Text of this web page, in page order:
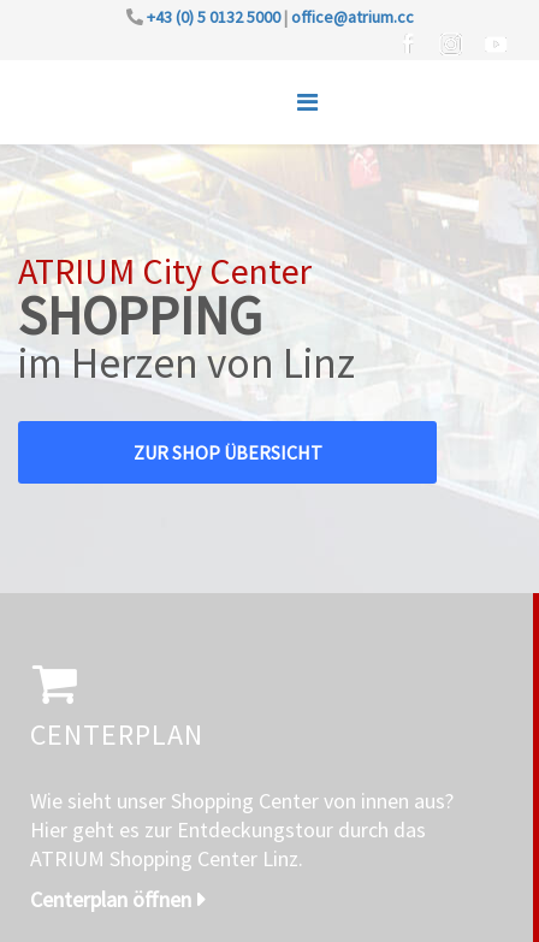
+43 (0) 5 0132 5000|office@atrium.cc
ATRIUM City Center
SHOPPING
im Herzen von Linz
ZUR SHOP ÜBERSICHT
CENTERPLAN
Wie sieht unser Shopping Center von innen aus?
Hier geht es zur Entdeckungstour durch das
ATRIUM Shopping Center Linz.
Centerplan öffnen